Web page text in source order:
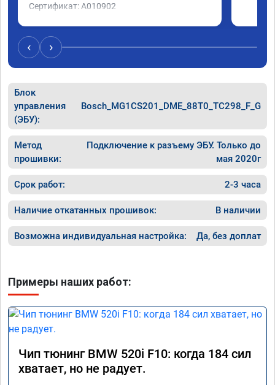
Сертификат: A010902
‹ ›
Блок
управления
(ЭБУ):
Bosch_MG1CS201_DME_88T0_TC298_F_G
Метод
прошивки:
Подключение к разъему ЭБУ. Только до
мая 2020г
Срок работ: 2-3 часа
Наличие откатанных прошивок: В наличии
Возможна индивидуальная настройка: Да, без доплат
Примеры наших работ:
Чип тюнинг BMW 520i F10: когда 184 сил
хватает, но не радует.